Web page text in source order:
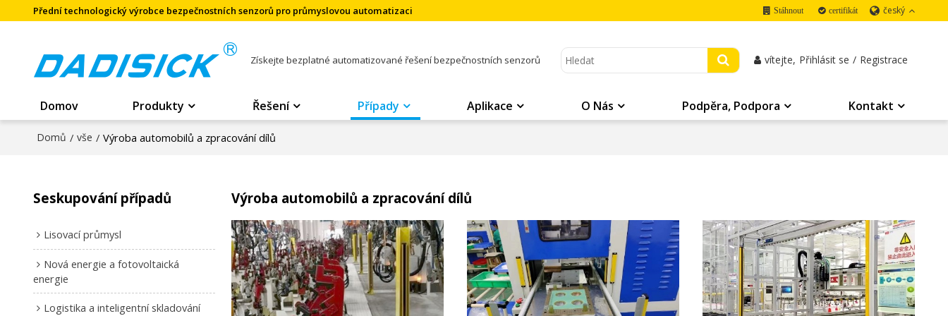
Přední technologický výrobce bezpečnostních senzorů pro průmyslovou automatizaci Stáhnout certifikát český
Získejte bezplatné automatizované řešení bezpečnostních senzorů vítejte, Přihlásit se / Registrace
Domov Produkty Řešení Případy Aplikace O Nás Podpěra, Podpora Kontakt
Domů / vše / Výroba automobilů a zpracování dílů
Seskupování případů
Lisovací průmysl
Nová energie a fotovoltaická
energie
Logistika a inteligentní skladování
Výroba automobilů a zpracování dílů